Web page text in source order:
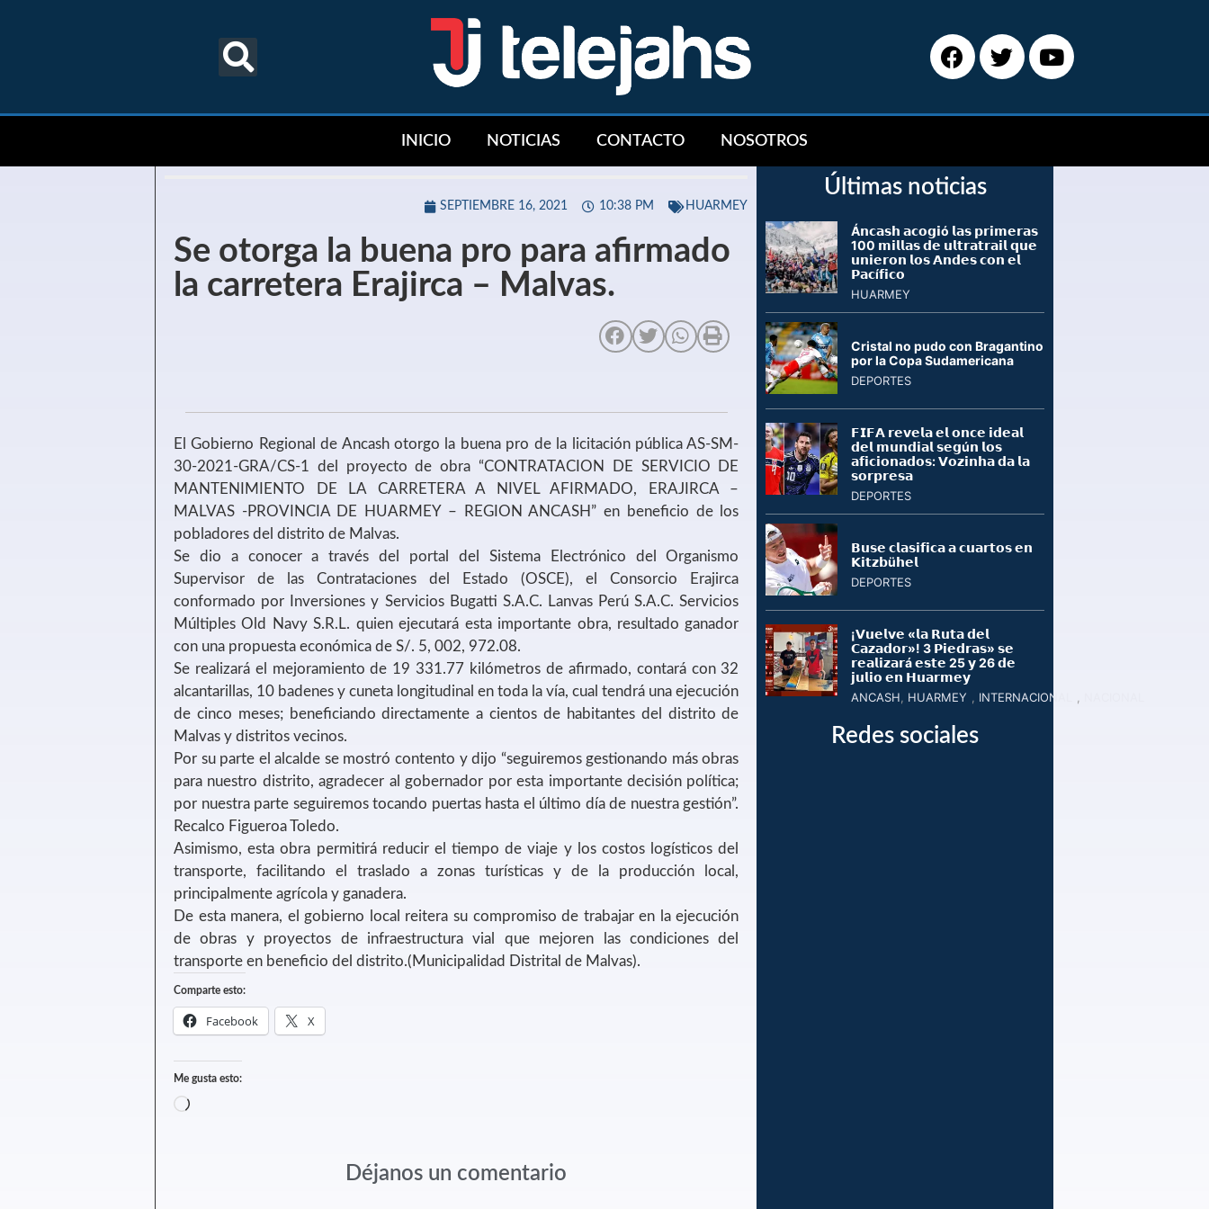
INICIO NOTICIAS CONTACTO NOSOTROS
SEPTIEMBRE 16, 2021 10:38 PM HUARMEY
Se otorga la buena pro para afirmado
la carretera Erajirca – Malvas.
El Gobierno Regional de Ancash otorgo la buena pro de la licitación pública AS-SM-
30-2021-GRA/CS-1 del proyecto de obra “CONTRATACION DE SERVICIO DE
MANTENIMIENTO DE LA CARRETERA A NIVEL AFIRMADO, ERAJIRCA –
MALVAS -PROVINCIA DE HUARMEY – REGION ANCASH” en beneficio de los
pobladores del distrito de Malvas.
Se dio a conocer a través del portal del Sistema Electrónico del Organismo
Supervisor de las Contrataciones del Estado (OSCE), el Consorcio Erajirca
conformado por Inversiones y Servicios Bugatti S.A.C. Lanvas Perú S.A.C. Servicios
Múltiples Old Navy S.R.L. quien ejecutará esta importante obra, resultado ganador
con una propuesta económica de S/. 5, 002, 972.08.
Se realizará el mejoramiento de 19 331.77 kilómetros de afirmado, contará con 32
alcantarillas, 10 badenes y cuneta longitudinal en toda la vía, cual tendrá una ejecución
de cinco meses; beneficiando directamente a cientos de habitantes del distrito de
Malvas y distritos vecinos.
Por su parte el alcalde se mostró contento y dijo “seguiremos gestionando más obras
para nuestro distrito, agradecer al gobernador por esta importante decisión política;
por nuestra parte seguiremos tocando puertas hasta el último día de nuestra gestión”.
Recalco Figueroa Toledo.
Asimismo, esta obra permitirá reducir el tiempo de viaje y los costos logísticos del
transporte, facilitando el traslado a zonas turísticas y de la producción local,
principalmente agrícola y ganadera.
De esta manera, el gobierno local reitera su compromiso de trabajar en la ejecución
de obras y proyectos de infraestructura vial que mejoren las condiciones del
transporte en beneficio del distrito.(Municipalidad Distrital de Malvas).
Comparte esto:
Facebook X
Me gusta esto:
Déjanos un comentario
Últimas noticias
Á𝗻𝗰𝗮𝘀𝗵 𝗮𝗰𝗼𝗴𝗶ó 𝗹𝗮𝘀 𝗽𝗿𝗶𝗺𝗲𝗿𝗮𝘀
100 𝗺𝗶𝗹𝗹𝗮𝘀 𝗱𝗲 𝘂𝗹𝘁𝗿𝗮𝘁𝗿𝗮𝗶𝗹 𝗾𝘂𝗲
𝘂𝗻𝗶𝗲𝗿𝗼𝗻 𝗹𝗼𝘀 𝗔𝗻𝗱𝗲𝘀 𝗰𝗼𝗻 𝗲𝗹
𝗣𝗮𝗰í𝗳𝗶𝗰𝗼
HUARMEY
Cristal no pudo con Bragantino
por la Copa Sudamericana
DEPORTES
𝗙𝗜𝗙𝗔 𝗿𝗲𝘃𝗲𝗹𝗮 𝗲𝗹 𝗼𝗻𝗰𝗲 𝗶𝗱𝗲𝗮𝗹
𝗱𝗲𝗹 𝗺𝘂𝗻𝗱𝗶𝗮𝗹 𝘀𝗲𝗴ú𝗻 𝗹𝗼𝘀
𝗮𝗳𝗶𝗰𝗶𝗼𝗻𝗮𝗱𝗼𝘀: 𝗩𝗼𝘇𝗶𝗻𝗵𝗮 𝗱𝗮 𝗹𝗮
𝘀𝗼𝗿𝗽𝗿𝗲𝘀𝗮
DEPORTES
𝗕𝘂𝘀𝗲 𝗰𝗹𝗮𝘀𝗶𝗳𝗶𝗰𝗮 𝗮 𝗰𝘂𝗮𝗿𝘁𝗼𝘀 𝗲𝗻
𝗞𝗶𝘁𝘇𝗯ü𝗵𝗲𝗹
DEPORTES
¡𝗩𝘂𝗲𝗹𝘃𝗲 «𝗹𝗮 𝗥𝘂𝘁𝗮 𝗱𝗲𝗹
𝗖𝗮𝘇𝗮𝗱𝗼𝗿»! 3 𝗣𝗶𝗲𝗱𝗿𝗮𝘀» 𝘀𝗲
𝗿𝗲𝗮𝗹𝗶𝘇𝗮𝗿á 𝗲𝘀𝘁𝗲 25 𝘆 26 𝗱𝗲
𝗷𝘂𝗹𝗶𝗼 𝗲𝗻 𝗛𝘂𝗮𝗿𝗺𝗲𝘆
ANCASH, HUARMEY , INTERNACIONAL ,
Redes sociales